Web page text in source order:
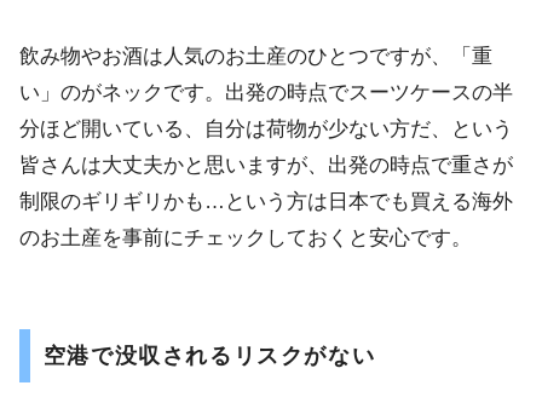
飲み物やお酒は人気のお土産のひとつですが、「重
い」のがネックです。出発の時点でスーツケースの半
分ほど開いている、自分は荷物が少ない方だ、という
皆さんは大丈夫かと思いますが、出発の時点で重さが
制限のギリギリかも…という方は日本でも買える海外
のお土産を事前にチェックしておくと安心です。
空港で没収されるリスクがない